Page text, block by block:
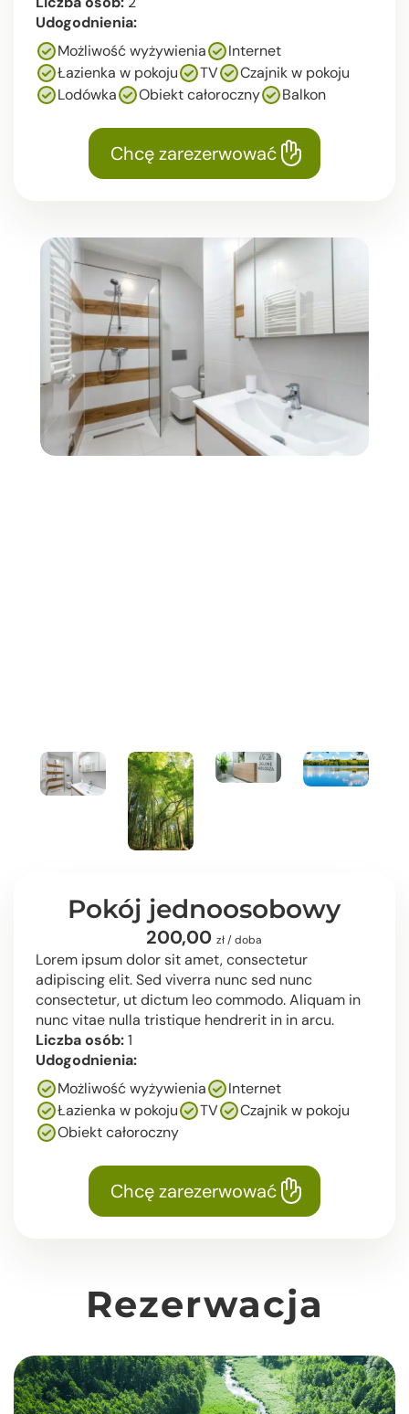
Udogodnienia:
Możliwość wyżywienia
Internet
Łazienka w pokoju
TV
Czajnik w pokoju
Lodówka
Obiekt całoroczny Balkon
Chcę zarezerwować
Pokój jednoosobowy
200,00zł / doba
Lorem ipsum dolor sit amet, consectetur
adipiscing elit. Sed viverra nunc sed nunc
consectetur, ut dictum leo commodo. Aliquam in
nunc vitae nulla tristique hendrerit in in arcu.
Liczba osób:1
Udogodnienia:
Możliwość wyżywienia
Internet
Łazienka w pokoju
TV
Czajnik w pokoju
Obiekt całoroczny
Chcę zarezerwować
Rezerwacja